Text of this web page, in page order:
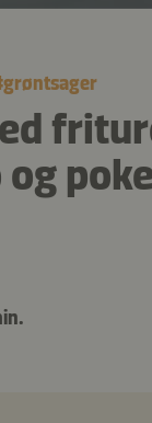
grøntsager